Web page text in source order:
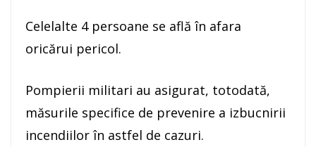
Celelalte 4 persoane se află în afara
oricărui pericol.
Pompierii militari au asigurat, totodată,
măsurile specifice de prevenire a izbucnirii
incendiilor în astfel de cazuri.